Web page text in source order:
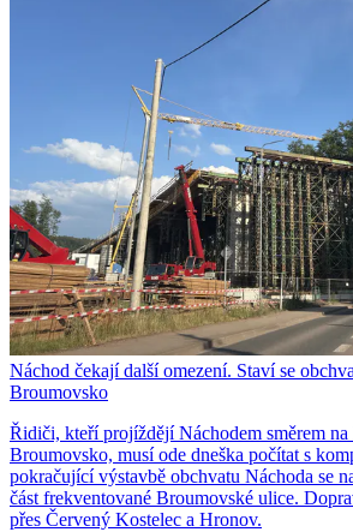
Náchod čekají další omezení. Staví se
Broumovsko
Řidiči, kteří projíždějí Náchodem směrem
Broumovsko, musí ode dneška počítat s
pokračující výstavbě obchvatu Náchoda se
část frekventované Broumovské ulice.
přes Červený Kostelec a Hronov.